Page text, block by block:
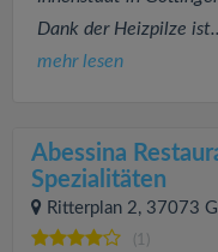
Dank der Heizpilze
mehr lesen
Abessina
Spezialitäten
Ritterplan 2, 37073